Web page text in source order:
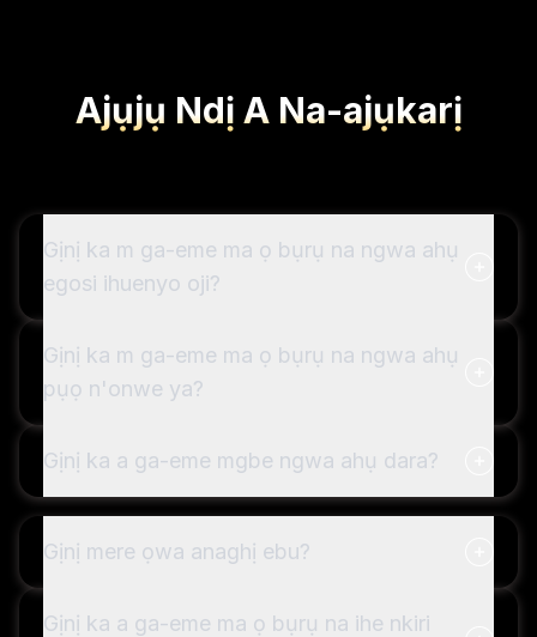
Ajụjụ Ndị A Na-ajụkarị
Gịnị ka m ga-eme ma ọ bụrụ na ngwa ahụ
egosi ihuenyo oji?
Gịnị ka m ga-eme ma ọ bụrụ na ngwa ahụ
pụọ n'onwe ya?
Gịnị ka a ga-eme mgbe ngwa ahụ dara?
Gịnị mere ọwa anaghị ebu?
Gịnị ka a ga-eme ma ọ bụrụ na ihe nkiri